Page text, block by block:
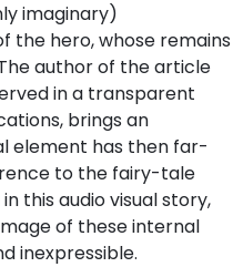
imaginary)
the hero, whose remains
author of the article
in a transparent
brings an
element has then far-
to the fairy-tale
this audio visual story,
of these internal
inexpressible.